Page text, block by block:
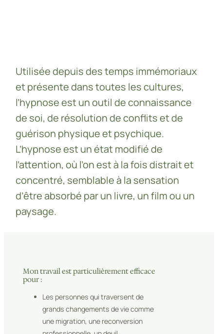
Utilisée depuis des temps immémoriaux
et présente dans toutes les cultures,
l’hypnose est un outil de connaissance
de soi, de résolution de conflits et de
guérison physique et psychique.
L’hypnose est un état modifié de
l’attention, où l’on est à la fois distrait et
concentré, semblable à la sensation
d’être absorbé par un livre, un film ou un
paysage.
Mon travail est particulièrement efficace
pour :
Les personnes qui traversent de
grands changements de vie comme
une migration, une reconversion